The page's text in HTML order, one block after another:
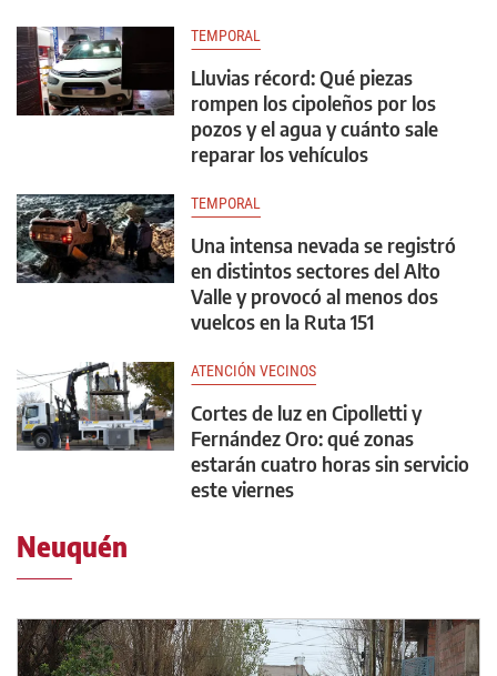
TEMPORAL
Lluvias récord: Qué piezas
rompen los cipoleños por los
pozos y el agua y cuánto sale
reparar los vehículos
TEMPORAL
Una intensa nevada se registró
en distintos sectores del Alto
Valle y provocó al menos dos
vuelcos en la Ruta 151
ATENCIÓN VECINOS
Cortes de luz en Cipolletti y
Fernández Oro: qué zonas
estarán cuatro horas sin servicio
este viernes
Neuquén